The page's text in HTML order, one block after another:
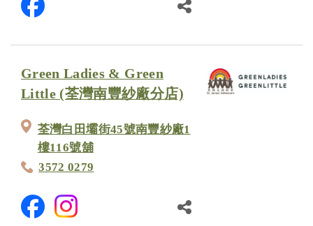
Green Ladies & Green
Little (荃灣南豐紗廠分店)
荃灣白田壩街45號南豐紗廠1
樓116號舖
3572 0279